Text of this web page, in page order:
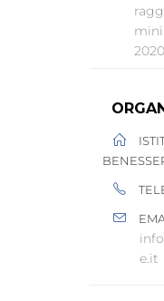
2020
e.it